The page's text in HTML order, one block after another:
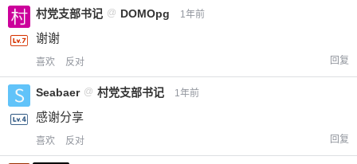
¥
村党支部书记 @ DOMOpg 1年前
谢谢
喜欢 反对 回复
Seabaer @ 村党支部书记 1年前
感谢分享
喜欢 反对 回复
您没有权限发布内容，请购买会员或者提升权
限。
忘记密码？